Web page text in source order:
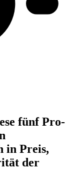
fünf Pro-
in Preis,
der